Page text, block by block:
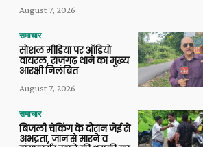
August 7, 2026
समाचार
सोशल मीडिया पर ऑडियो
वायरल, राजगढ़ थाने का मुख्य
आरक्षी निलंबित
August 7, 2026
समाचार
बिजली चेकिंग के दौरान जेई से
अभद्रता, जान से मारने व